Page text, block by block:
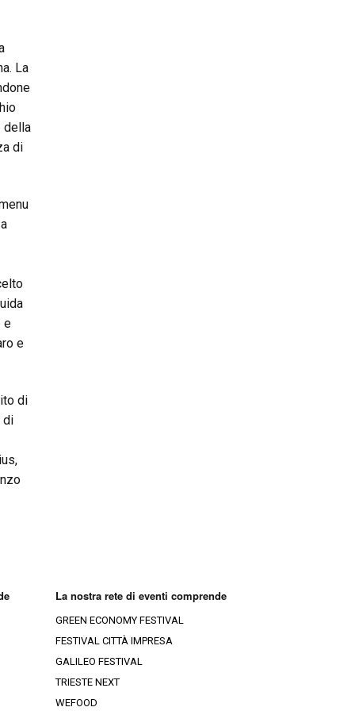
La
della
di
e
e
di
di
La nostra rete di eventi comprende
GREEN ECONOMY FESTIVAL
FESTIVAL CITTÀ IMPRESA
GALILEO FESTIVAL
TRIESTE NEXT
WEFOOD